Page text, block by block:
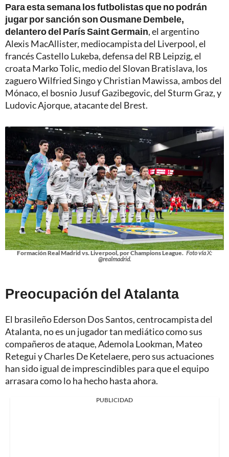
Para esta semana los futbolistas que no podrán
jugar por sanción son Ousmane Dembele,
delantero del París Saint Germain, el argentino
Alexis MacAllister, mediocampista del Liverpool, el
francés Castello Lukeba, defensa del RB Leipzig, el
croata Marko Tolic, medio del Slovan Bratislava, los
zaguero Wilfried Singo y Christian Mawissa, ambos del
Mónaco, el bosnio Jusuf Gazibegovic, del Sturm Graz, y
Ludovic Ajorque, atacante del Brest.
Formación Real Madrid vs. Liverpool, por Champions League. Foto vía X:
@realmadrid.
Preocupación del Atalanta
El brasileño Ederson Dos Santos, centrocampista del
Atalanta, no es un jugador tan mediático como sus
compañeros de ataque, Ademola Lookman, Mateo
Retegui y Charles De Ketelaere, pero sus actuaciones
han sido igual de imprescindibles para que el equipo
arrasara como lo ha hecho hasta ahora.
PUBLICIDAD